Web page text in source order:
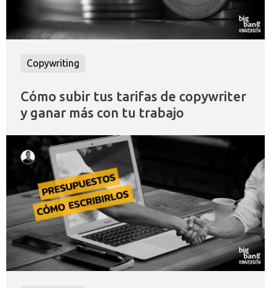
Copywriting
Cómo subir tus tarifas de copywriter
y ganar más con tu trabajo